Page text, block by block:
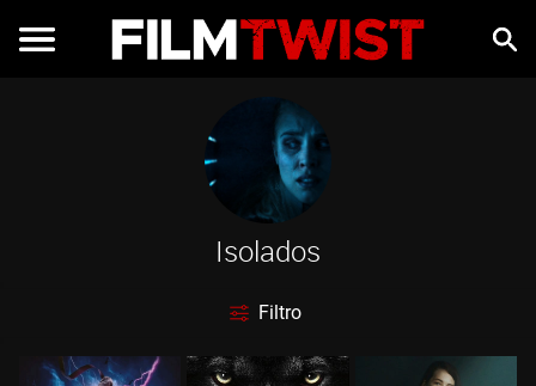
Isolados
Filtro